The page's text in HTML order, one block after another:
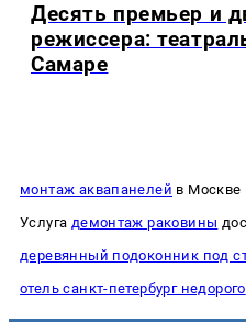
Десять премьер и
режиссера:
Самаре
монтаж аквапанелей в Москве
Услуга демонтаж раковины
деревянный подоконник под
отель санкт-петербург недорого